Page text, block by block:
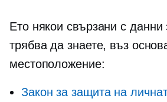
Ето някоисвързани с данни
трябва да знаете, въз
местоположение:
Закон за защита на